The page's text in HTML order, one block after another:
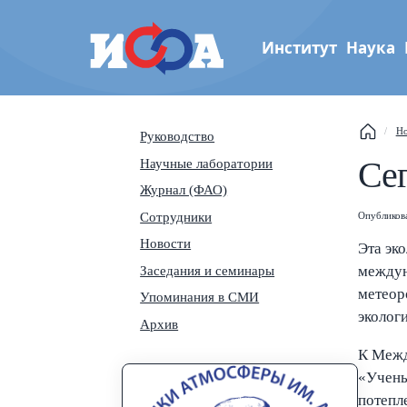
Институт физики
Институт Наука
Руководство
Научные лаборатории
Журнал (ФАО)
Сотрудники
Новости
Заседания и семинары
Упоминания в СМИ
Архив
Эта
К